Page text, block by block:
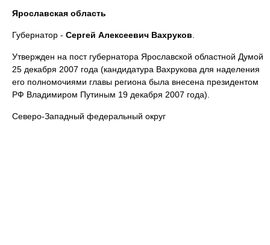
Ярославская область
Губернатор - Сергей Алексеевич Вахруков
Утвержден на пост губернатора Ярославской областной Думой
25 декабря 2007 года (кандидатура Вахрукова для наделения
его полномочиями главы региона была внесена президентом
РФ Владимиром Путиным 19 декабря 2007 года).
Северо‑Западный федеральный округ